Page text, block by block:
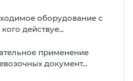
оборудование с
действуе...
применение
документ...